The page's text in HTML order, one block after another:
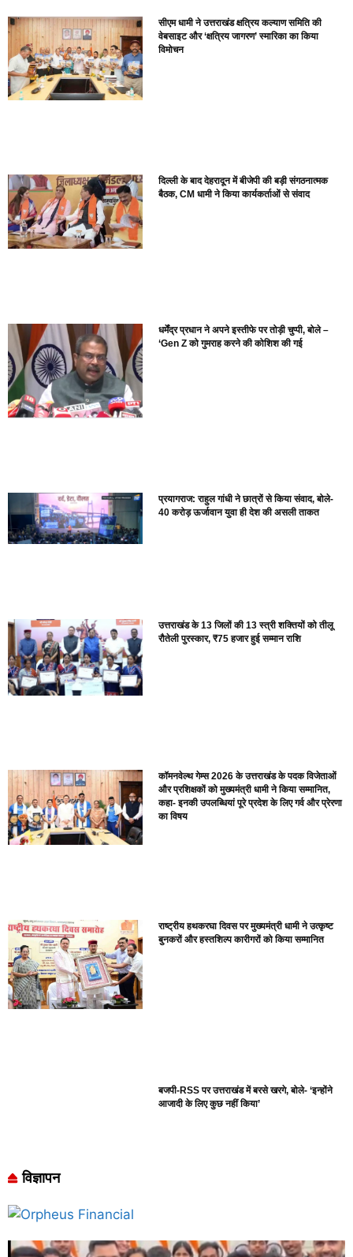
सीएम धामी ने उत्तराखंड क्षत्रिय कल्याण समिति की
वेबसाइट और ‘क्षत्रिय जागरण’ स्मारिका का किया
विमोचन
दिल्ली के बाद देहरादून में बीजेपी की बड़ी संगठनात्मक
बैठक, CM धामी ने किया कार्यकर्ताओं से संवाद
धर्मेंद्र प्रधान ने अपने इस्तीफे पर तोड़ी चुप्पी, बोले –
‘Gen Z को गुमराह करने की कोशिश की गई
प्रयागराज: राहुल गांधी ने छात्रों से किया संवाद, बोले-
40 करोड़ ऊर्जावान युवा ही देश की असली ताकत
उत्तराखंड के 13 जिलों की 13 स्त्री शक्तियों को तीलू
रौतेली पुरस्कार, ₹75 हजार हुई सम्मान राशि
कॉमनवेल्थ गेम्स 2026 के उत्तराखंड के पदक विजेताओं
और प्रशिक्षकों को मुख्यमंत्री धामी ने किया सम्मानित,
कहा- इनकी उपलब्धियां पूरे प्रदेश के लिए गर्व और प्रेरणा
का विषय
राष्ट्रीय हथकरघा दिवस पर मुख्यमंत्री धामी ने उत्कृष्ट
बुनकरों और हस्तशिल्प कारीगरों को किया सम्मानित
बजपी-RSS पर उत्तराखंड में बरसे खरगे, बोले- ‘इन्होंने
आजादी के लिए कुछ नहीं किया’
विज्ञापन